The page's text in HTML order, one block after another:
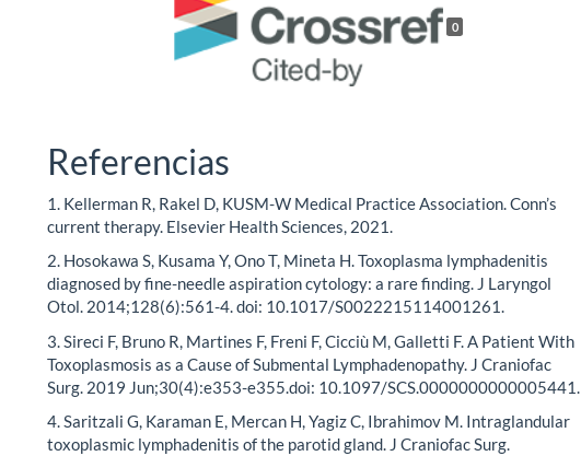
0
Referencias
1. Kellerman R, Rakel D, KUSM-W Medical Practice Association. Conn’s
current therapy. Elsevier Health Sciences, 2021.
2. Hosokawa S, Kusama Y, Ono T, Mineta H. Toxoplasma lymphadenitis
diagnosed by fine-needle aspiration cytology: a rare finding. J Laryngol
Otol. 2014;128(6):561-4. doi: 10.1017/S0022215114001261.
3. Sireci F, Bruno R, Martines F, Freni F, Cicciù M, Galletti F. A Patient With
Toxoplasmosis as a Cause of Submental Lymphadenopathy. J Craniofac
Surg. 2019 Jun;30(4):e353-e355.doi: 10.1097/SCS.0000000000005441.
4. Saritzali G, Karaman E, Mercan H, Yagiz C, Ibrahimov M. Intraglandular
toxoplasmic lymphadenitis of the parotid gland. J Craniofac Surg.